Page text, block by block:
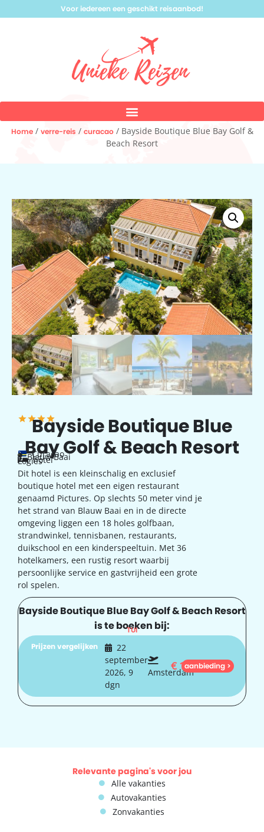
Voor iedereen een geschikt reisaanbod!
Home/ verre-reis / curacao/ Bayside Boutique Blue Bay Golf &
Beach Resort
Bayside Boutique Blue
Bay Golf & Beach Resort
Curaçao
Blauw Baai
hotel
Logies
Dit hotel is een kleinschalig en exclusief
boutique hotel met een eigen restaurant
genaamd Pictures. Op slechts 50 meter vind je
het strand van Blauw Baai en in de directe
omgeving liggen een 18 holes golfbaan,
strandwinkel, tennisbanen, restaurants,
duikschool en een kinderspeeltuin. Met 36
hotelkamers, een rustig resort waarbij
persoonlijke service en gastvrijheid een grote
rol spelen.
Bayside Boutique Blue Bay Golf & Beach Resort
is te boeken bij:
TUI
Prijzen vergelijken
22
september
2026, 9
dgn
Amsterdam
€ 1.191
aanbieding >
Relevante pagina's voor jou
Alle vakanties
Autovakanties
Zonvakanties